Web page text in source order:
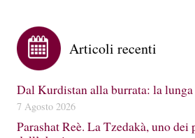
Articoli recenti
Dal Kurdistan alla burrata: la
7 Agosto 2026
Parashat Reè. La Tzedakà, uno